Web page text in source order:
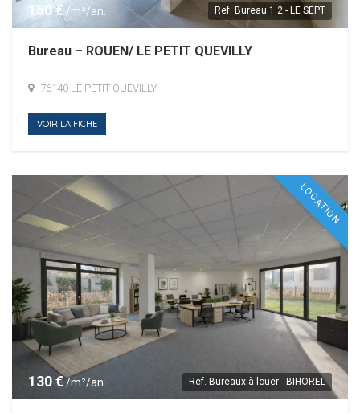
150 € /m²/an. Ref. Bureau 1.2 - LE SEPT
Bureau – ROUEN/ LE PETIT QUEVILLY
76140 LE PETIT QUEVILLY
VOIR LA FICHE
LOCATION
130 €/m²/an. Ref. Bureaux à louer - BIHOREL